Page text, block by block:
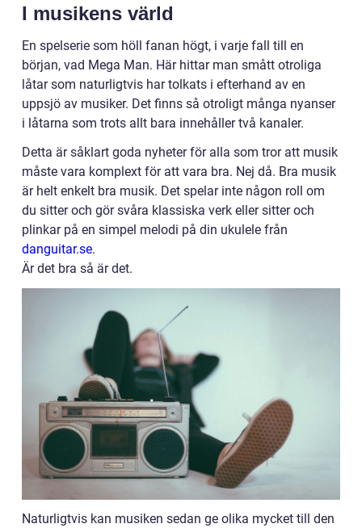
I musikens värld
En spelserie som höll fanan högt, i varje fall till en
början, vad Mega Man. Här hittar man smått otroliga
låtar som naturligtvis har tolkats i efterhand av en
uppsjö av musiker. Det finns så otroligt många nyanser
i låtarna som trots allt bara innehåller två kanaler.
Detta är såklart goda nyheter för alla som tror att musik
måste vara komplext för att vara bra. Nej då. Bra musik
är helt enkelt bra musik. Det spelar inte någon roll om
du sitter och gör svåra klassiska verk eller sitter och
plinkar på en simpel melodi på din ukulele från
danguitar.se.
Är det bra så är det.
Naturligtvis kan musiken sedan ge olika mycket till den